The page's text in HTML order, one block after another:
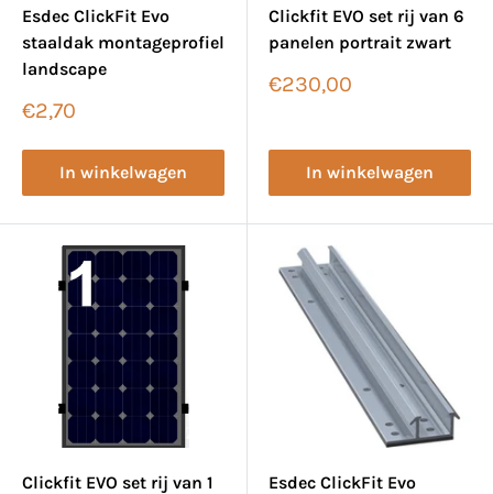
Esdec ClickFit Evo
staaldak montageprofiel
landscape
Verkoopprijs
€2,70
In winkelwagen
Clickfit EVO set rij van 6
panelen portrait zwart
Verkoopprijs
€230,00
In winkelwagen
Clickfit EVO set rij van 1
Esdec ClickFit Evo